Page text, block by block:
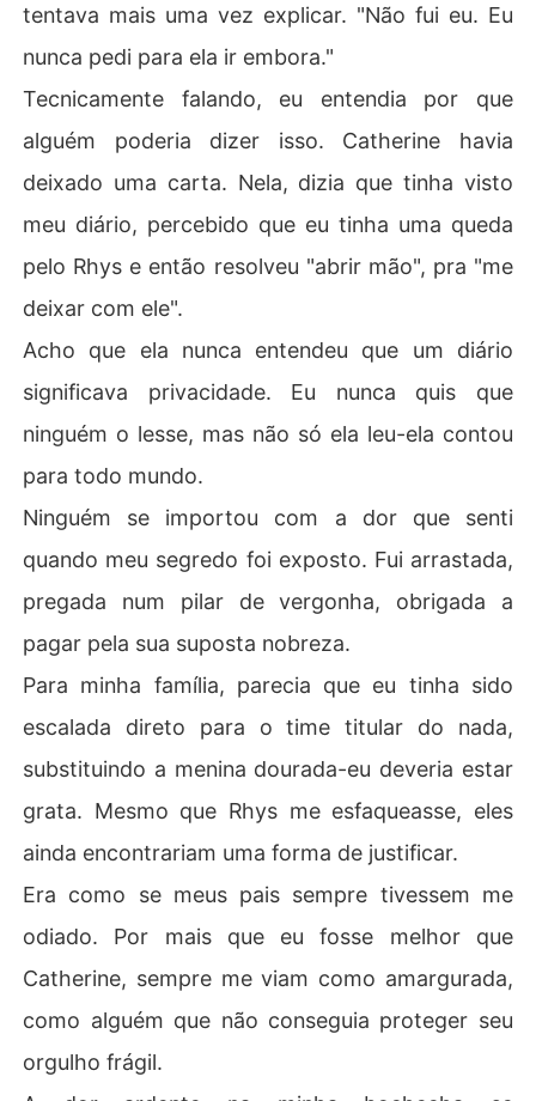
tentava mais uma vez explicar. "Não fui eu. Eu
nunca pedi para ela ir embora."
Tecnicamente falando, eu entendia por que
alguém poderia dizer isso. Catherine havia
deixado uma carta. Nela, dizia que tinha visto
meu diário, percebido que eu tinha uma queda
pelo Rhys e então resolveu "abrir mão", pra "me
deixar com ele".
Acho que ela nunca entendeu que um diário
significava privacidade. Eu nunca quis que
ninguém o lesse, mas não só ela leu-ela contou
para todo mundo.
Ninguém se importou com a dor que senti
quando meu segredo foi exposto. Fui arrastada,
pregada num pilar de vergonha, obrigada a
pagar pela sua suposta nobreza.
Para minha família, parecia que eu tinha sido
escalada direto para o time titular do nada,
substituindo a menina dourada-eu deveria estar
grata. Mesmo que Rhys me esfaqueasse, eles
ainda encontrariam uma forma de justificar.
Era como se meus pais sempre tivessem me
odiado. Por mais que eu fosse melhor que
Catherine, sempre me viam como amargurada,
como alguém que não conseguia proteger seu
orgulho frágil.